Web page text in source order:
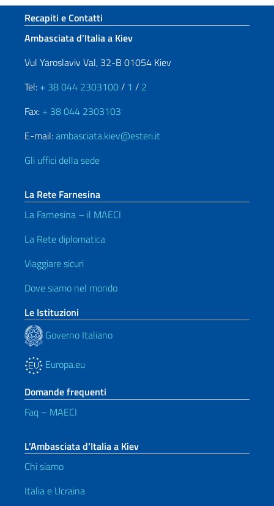
Sezione footer
Recapiti e Contatti
Ambasciata d’Italia a Kiev
Vul Yaroslaviv Val, 32-B 01054 Kiev
Tel: + 38 044 2303100/ 1 / 2
Fax: + 38 044 2303103
E-mail:ambasciata.kiev@esteri.it
Gli uffici della sede
La Rete Farnesina
La Farnesina – il MAECI
La Rete diplomatica
Viaggiare sicuri
Dove siamo nel mondo
Le Istituzioni
Governo Italiano
Europa.eu
Domande frequenti
Faq – MAECI
L’Ambasciata d’Italia a Kiev
Chi siamo
Italia e Ucraina